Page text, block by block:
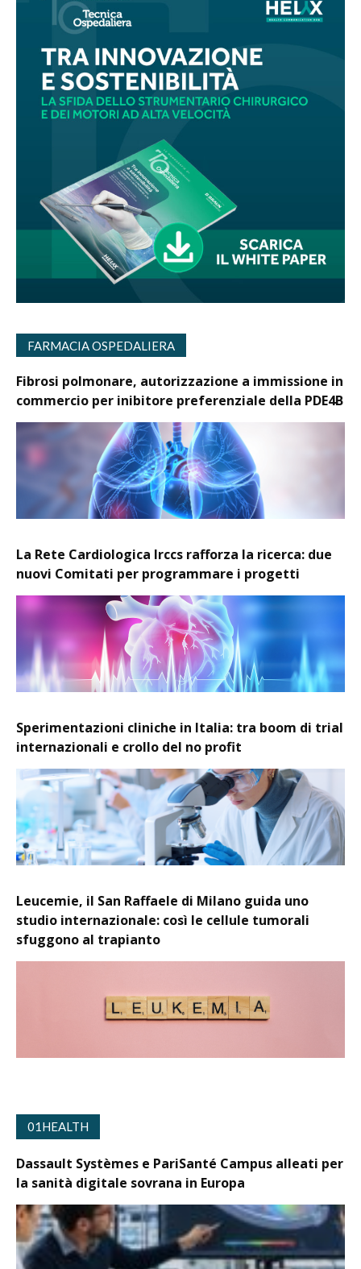
FARMACIA OSPEDALIERA
Fibrosi polmonare, autorizzazione a immissione in
commercio per inibitore preferenziale della PDE4B
La Rete Cardiologica Irccs rafforza la ricerca: due
nuovi Comitati per programmare i progetti
Sperimentazioni cliniche in Italia: tra boom di trial
internazionali e crollo del no profit
Leucemie, il San Raffaele di Milano guida uno
studio internazionale: così le cellule tumorali
sfuggono al trapianto
01HEALTH
Dassault Systèmes e PariSanté Campus alleati per
la sanità digitale sovrana in Europa